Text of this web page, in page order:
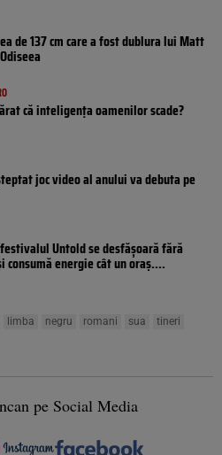
de 137 cm care a fost dublura lui Matt
că inteligența oamenilor scade?
joc video al anului va debuta pe
Untold se desfășoară fără
energie cât un oraș....
limba negru romani sua
tineri
pe Social Media